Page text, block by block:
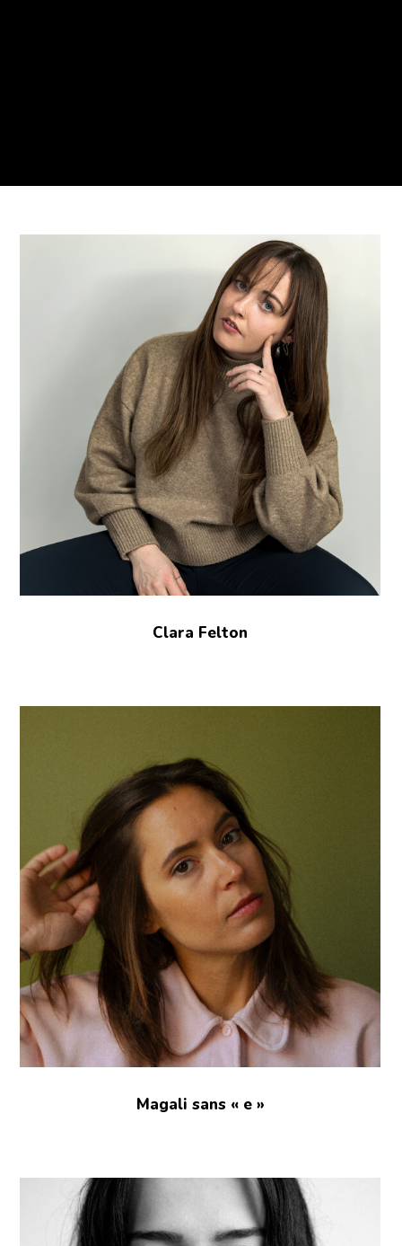
Clara Felton
Magali sans « e »